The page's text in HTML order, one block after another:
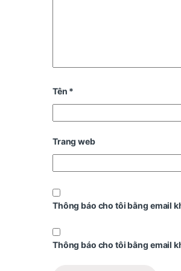
Tên *
Trang web
Thông báo cho tôi bằng email
Thông báo cho tôi bằng email